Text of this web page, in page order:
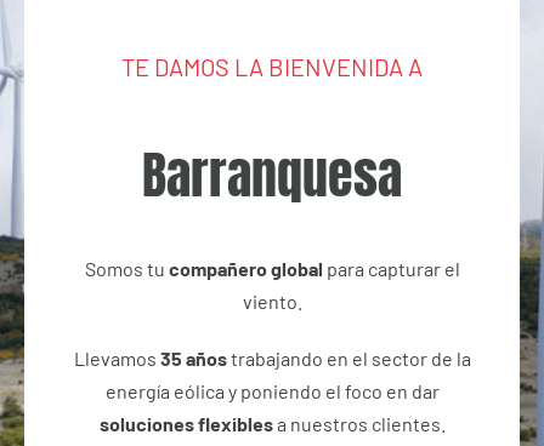
TE DAMOS LA BIENVENIDA A
Barranquesa
Somos tu compañero global para capturar el
viento.
Llevamos 35 añostrabajando en el sector de la
energía eólica y poniendo el foco en dar
soluciones flexiblesa nuestros clientes.